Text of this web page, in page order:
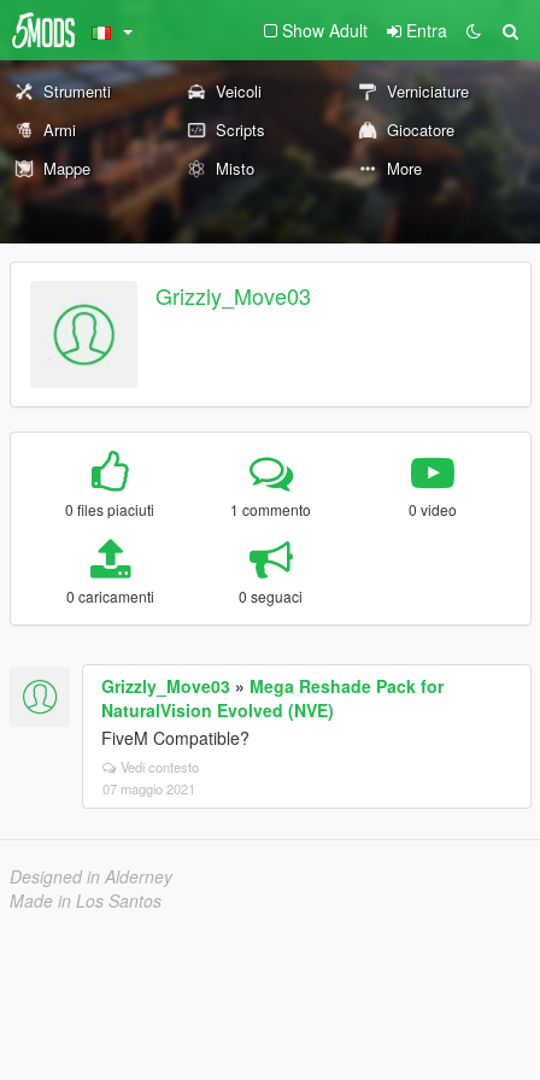
Show Adult Entra
Strumenti Veicoli
Verniciature
Armi
Scripts
Giocatore
Mappe
Misto More
Grizzly_Move03
0 files piaciuti 1 commento 0 video
0 caricamenti 0 seguaci
Grizzly_Move03 » Mega Reshade Pack for
NaturalVision Evolved (NVE)
FiveM Compatible?
Vedi contesto
07 maggio 2021
Designed in Alderney
Made in Los Santos